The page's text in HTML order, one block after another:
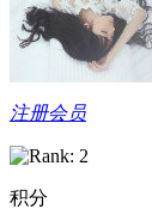
注册会员
积分